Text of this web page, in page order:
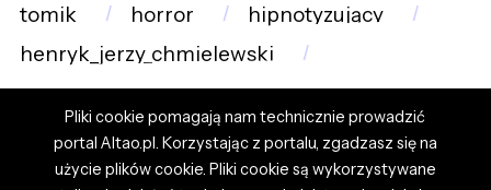
tomik
horror
hipnotyzujący
henryk_jerzy_chmielewski
Pliki cookie pomagają nam technicznie prowadzić
portal Altao.pl. Korzystając z portalu, zgadzasz się na
użycie plików cookie. Pliki cookie są wykorzystywane